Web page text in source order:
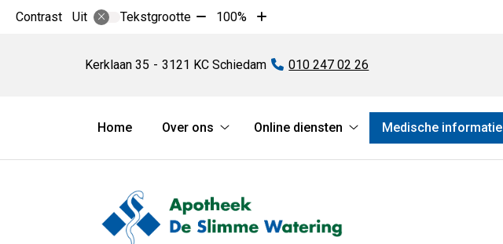
Contrast Uit Tekstgrootte Tekst
10%
100%
Tekst
10%
Kerklaan 35 3121 KC Schiedam Tel:
010 247 02 26
Hoofdmenu
Home
Over ons
ons
Online diensten
Online
diensten
Medische informatie